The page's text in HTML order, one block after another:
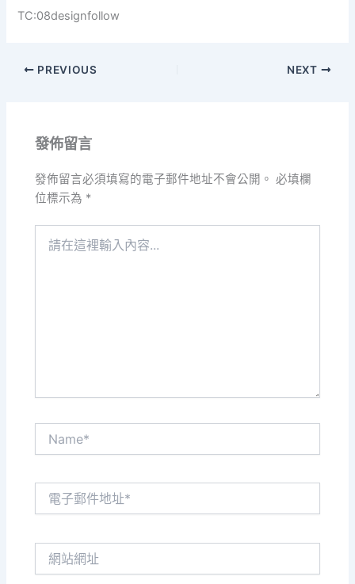
TC:08designfollow
PREVIOUS NEXT
發佈留言
發佈留言必須填寫的電子郵件地址不會公開。 必填欄
位標示為 *